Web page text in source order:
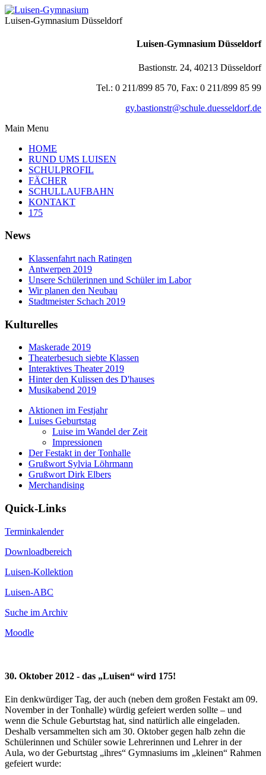
Luisen-Gymnasium Düsseldorf
Luisen-Gymnasium Düsseldorf
Bastionstr. 24, 40213 Düsseldorf
Tel.: 0 211/899 85 70, Fax: 0 211/899 85 99
gy.bastionstr@schule.duesseldorf.de
Main Menu
HOME
RUND UMS LUISEN
SCHULPROFIL
FÄCHER
SCHULLAUFBAHN
KONTAKT
175
News
Klassenfahrt nach Ratingen
Antwerpen 2019
Unsere Schülerinnen und Schüler im Labor
Wir planen den Neubau
Stadtmeister Schach 2019
Kulturelles
Maskerade 2019
Theaterbesuch siebte Klassen
Interaktives Theater 2019
Hinter den Kulissen des D'hauses
Musikabend 2019
Aktionen im Festjahr
Luises Geburtstag
Luise im Wandel der Zeit
Impressionen
Der Festakt in der Tonhalle
Grußwort Sylvia Löhrmann
Grußwort Dirk Elbers
Merchandising
Quick-Links
Terminkalender
Downloadbereich
Luisen-Kollektion
Luisen-ABC
Suche im Archiv
Moodle
30. Oktober 2012 - das „Luisen“ wird 175!
Ein denkwürdiger Tag, der auch (neben dem großen Festakt am 09.
November in der Tonhalle) würdig gefeiert werden sollte – und
wenn die Schule Geburtstag hat, sind natürlich alle eingeladen.
Deshalb versammelten sich am 30. Oktober gegen halb zehn die
Schülerinnen und Schüler sowie Lehrerinnen und Lehrer in der
Aula, wo der Geburtstag „ihres“ Gymnasiums im „kleinen“ Rahmen
gefeiert wurde: